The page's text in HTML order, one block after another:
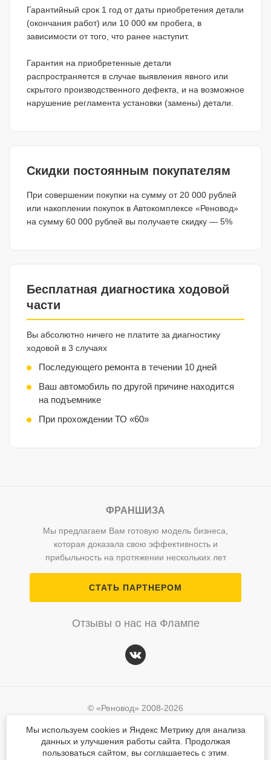
Гарантийный срок 1 год от даты приобретения детали
(окончания работ) или 10 000 км пробега, в
зависимости от того, что ранее наступит.
Гарантия на приобретенные детали
распространяется в случае выявления явного или
скрытого производственного дефекта, и на возможное
нарушение регламента установки (замены) детали.
Скидки постоянным покупателям
При совершении покупки на сумму от 20 000 рублей
или накоплении покупок в Автокомплексе «Реновод»
на сумму 60 000 рублей вы получаете скидку — 5%
Бесплатная диагностика ходовой
части
Вы абсолютно ничего не платите за диагностику
ходовой в 3 случаях
Последующего ремонта в течении 10 дней
Ваш автомобиль по другой причине находится
на подъемнике
При прохождении ТО «60»
ФРАНШИЗА
Мы предлагаем Вам готовую модель бизнеса,
которая доказала свою эффективность и
прибыльность на протяжении нескольких лет
СТАТЬ ПАРТНЕРОМ
Отзывы о нас на Флампе
© «Реновод» 2008-2026
Политика персональных данных
Согласие на обработку персональных данных
© «Реновод» 2008-2026
Мы используем cookies и Яндекс Метрику для анализа
данных и улучшения работы сайта. Продолжая
пользоваться сайтом, вы соглашаетесь с этим.